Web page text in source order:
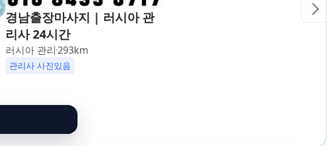
경남출장마사지 | 러시아 관
리사 24시간
러시아 관리293km
관리사 사진있음